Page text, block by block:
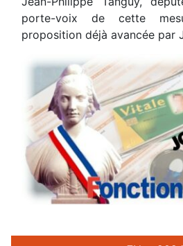
porte-voix de cette
proposition déjà avancée par